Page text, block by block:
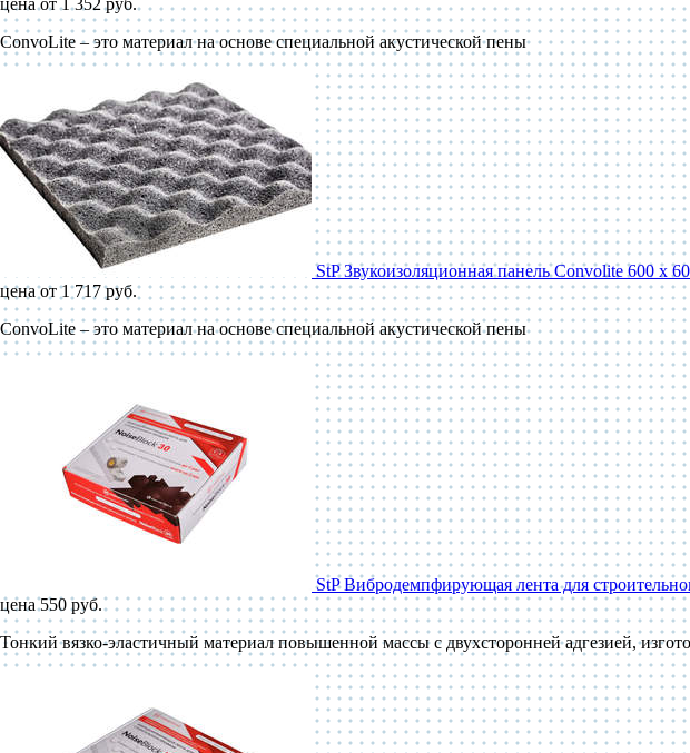
ConvoLite – это материал на основе специальной акустической пены
StP Звукоизоляционная панель Convolite 600 x
цена от 1 717 руб.
ConvoLite – это материал на основе специальной акустической пены
StP Вибродемпфирующая лента для
цена 550 руб.
Тонкий вязко-эластичный материал повышенной массы с двухсторонней адгезией,